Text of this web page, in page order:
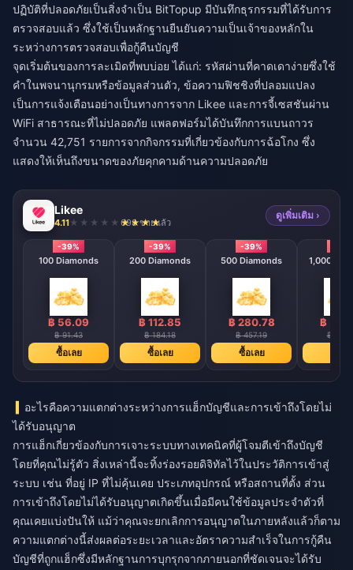
ปฏิบัติที่ปลอดภัยเป็นสิ่งจำเป็น BitTopup มีบันทึกธุรกรรมที่ได้รับการ
ตรวจสอบแล้ว ซึ่งใช้เป็นหลักฐานยืนยันความเป็นเจ้าของหลักใน
ระหว่างการตรวจสอบเพื่อกู้คืนบัญชี
จุดเริ่มต้นของการละเมิดที่พบบ่อย ได้แก่: รหัสผ่านที่คาดเดาง่ายซึ่งใช้
คำในพจนานุกรมหรือข้อมูลส่วนตัว, ข้อความฟิชชิงที่ปลอมแปลง
เป็นการแจ้งเตือนอย่างเป็นทางการจาก Likee และการจี้เซสชันผ่าน
WiFi สาธารณะที่ไม่ปลอดภัย แพลตฟอร์มได้บันทึกการแบนถาวร
จำนวน 42,751 รายการจากกิจกรรมที่เกี่ยวข้องกับการฉ้อโกง ซึ่ง
แสดงให้เห็นถึงขนาดของภัยคุกคามด้านความปลอดภัย
Likee
4.11 698 ขายแล้ว
ดูเพิ่มเติม ›
-39%
100 Diamonds
฿ 56.09
฿ 91.43
ซื้อเลย
-39%
200 Diamonds
฿ 112.85
฿ 184.18
ซื้อเลย
-39%
500 Diamonds
฿ 280.78
฿ 457.19
ซื้อเลย
1,000
฿
฿
อะไรคือความแตกต่างระหว่างการแฮ็กบัญชีและการเข้าถึงโดยไม่
ได้รับอนุญาต
การแฮ็กเกี่ยวข้องกับการเจาะระบบทางเทคนิคที่ผู้โจมตีเข้าถึงบัญชี
โดยที่คุณไม่รู้ตัว สิ่งเหล่านี้จะทิ้งร่องรอยดิจิทัลไว้ในประวัติการเข้าสู่
ระบบ เช่น ที่อยู่ IP ที่ไม่คุ้นเคย ประเภทอุปกรณ์ หรือสถานที่ตั้ง ส่วน
การเข้าถึงโดยไม่ได้รับอนุญาตเกิดขึ้นเมื่อมีคนใช้ข้อมูลประจำตัวที่
คุณเคยแบ่งปันให้ แม้ว่าคุณจะยกเลิกการอนุญาตในภายหลังแล้วก็ตาม
ความแตกต่างนี้ส่งผลต่อระยะเวลาและอัตราความสำเร็จในการกู้คืน
บัญชีที่ถูกแฮ็กซึ่งมีหลักฐานการบุกรุกจากภายนอกที่ชัดเจนจะได้รับ